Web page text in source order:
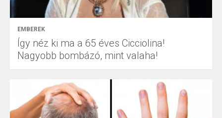
EMBEREK
Így néz ki ma a 65 éves Cicciolina!
Nagyobb bombázó, mint valaha!